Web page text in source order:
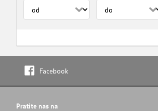
Facebook
Pratite nas na